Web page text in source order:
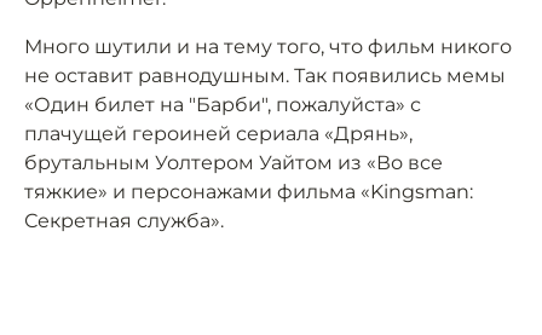
Много шутили и на тему того, что фильм никого
не оставит равнодушным. Так появились мемы
«Один билет на "Барби", пожалуйста» с
плачущей героиней сериала «Дрянь»,
брутальным Уолтером Уайтом из «Во все
тяжкие» и персонажами фильма «Kingsman:
Секретная служба».